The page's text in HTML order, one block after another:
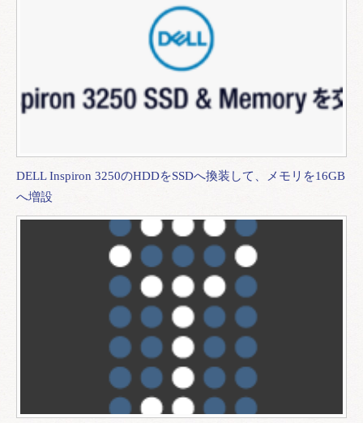
DELL Inspiron 3250のHDDをSSDへ換装して、メモリを16GB
へ増設